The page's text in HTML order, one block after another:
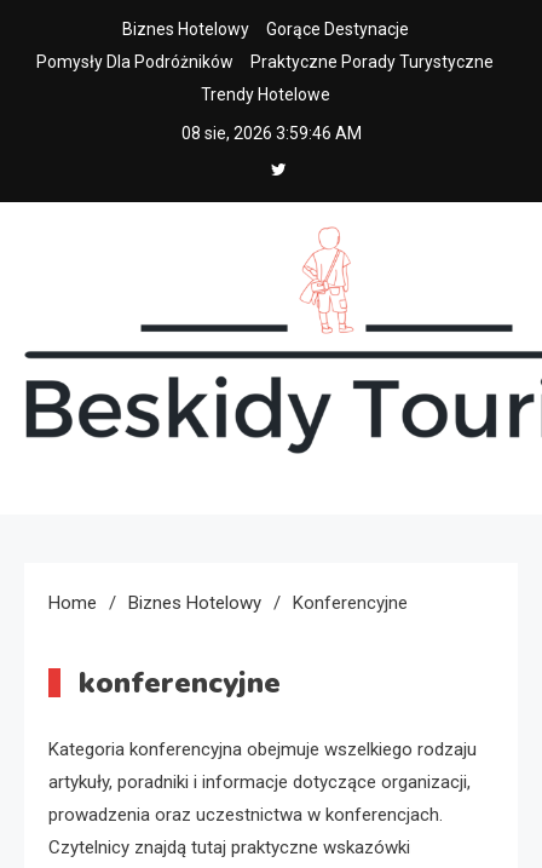
Biznes Hotelowy
Gorące Destynacje
Pomysły Dla Podróżników
Praktyczne Porady Turystyczne
Trendy Hotelowe
08 sie, 2026 3:59:48 AM
Home Biznes Hotelowy Konferencyjne
konferencyjne
Kategoria konferencyjna obejmuje wszelkiego rodzaju
artykuły, poradniki i informacje dotyczące organizacji,
prowadzenia oraz uczestnictwa w konferencjach.
Czytelnicy znajdą tutaj praktyczne wskazówki